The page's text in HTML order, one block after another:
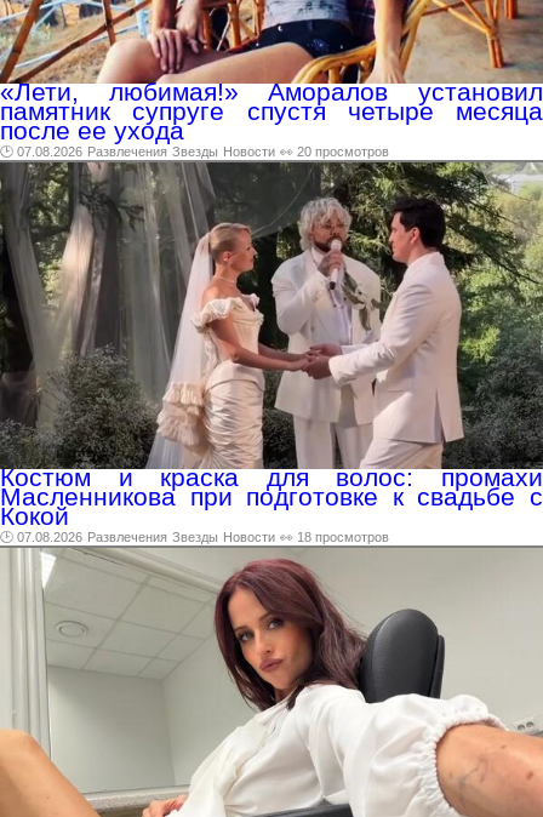
«Лети, любимая!» Аморалов установил
памятник супруге спустя четыре месяца
после ее ухода
🕑 07.08.2026 Развлечения Звезды Новости 👀 20 просмотров
Костюм и краска для волос: промахи
Масленникова при подготовке к свадьбе с
Кокой
🕑 07.08.2026 Развлечения Звезды Новости 👀 18 просмотров